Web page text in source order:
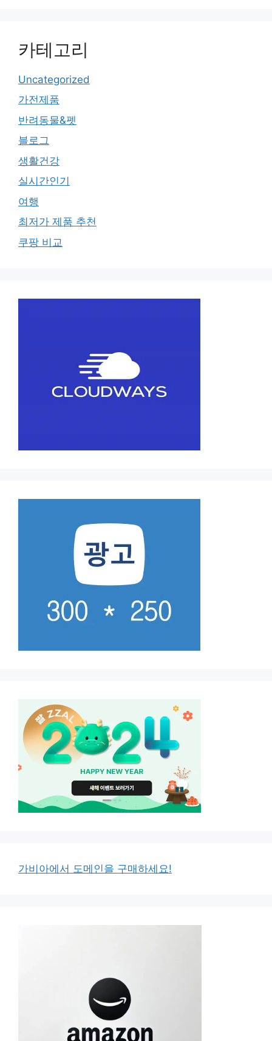
카테고리
Uncategorized
가전제품
반려동물&펫
블로그
생활건강
실시간인기
여행
최저가 제품 추천
쿠팡 비교
가비아에서 도메인을 구매하세요!